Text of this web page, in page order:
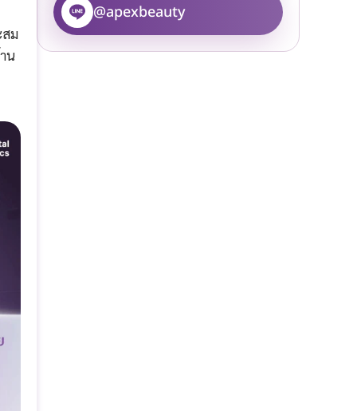
สม
น
@apexbeauty